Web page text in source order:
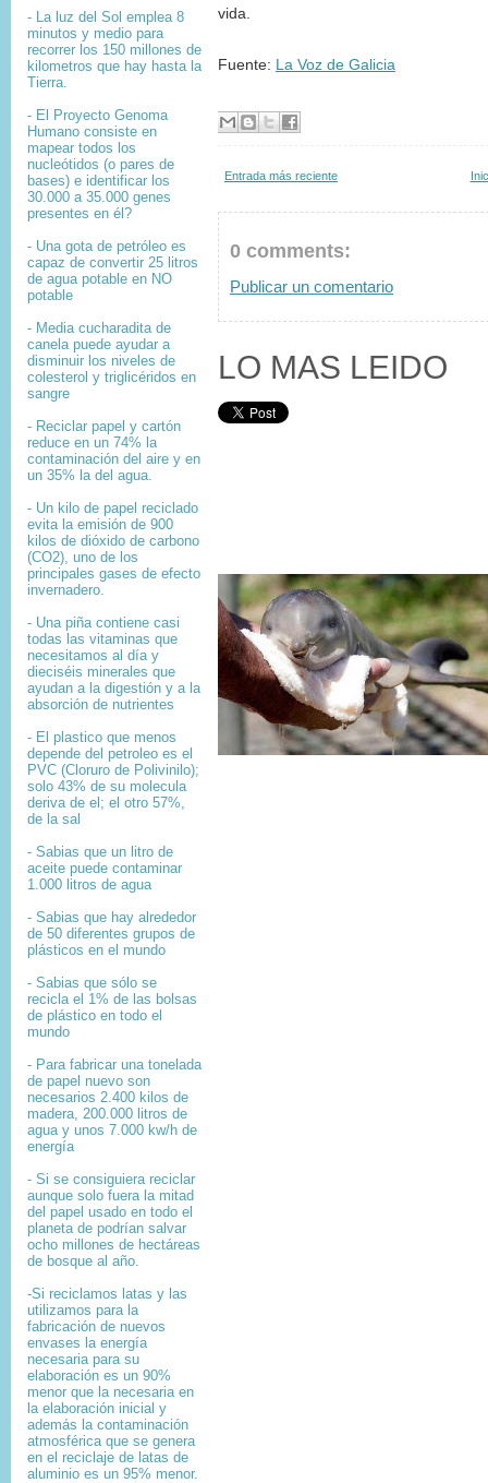
- La luz del Sol emplea 8
minutos y medio para
recorrer los 150 millones de
kilometros que hay hasta la
Tierra.
- El
Proyecto Genoma
Humano consiste en
mapear todos los
nucleótidos (o pares de
bases) e identificar los
30.000 a 35.000 genes
presentes en él?
- Una gota de petróleo es
capaz de convertir 25 litros
de agua potable en NO
potable
- Media cucharadita de
canela puede ayudar a
disminuir los niveles de
colesterol y triglicéridos en
sangre
- Reciclar papel y cartón
reduce en un 74% la
contaminación del aire y en
un 35% la del agua.
- Un kilo de papel reciclado
evita la emisión de 900
kilos de dióxido de carbono
(CO2), uno de los
principales gases de efecto
invernadero.
- Una piña contiene casi
todas las vitaminas que
necesitamos al día y
dieciséis minerales que
ayudan a la digestión y a la
absorción de nutrientes
- El plastico que menos
depende del petroleo es el
PVC (Cloruro de Polivinilo);
solo 43% de su molecula
deriva de el; el otro 57%,
de la sal
- Sabias que un litro de
aceite puede contaminar
1.000 litros de agua
- Sabias que hay alrededor
de 50 diferentes grupos de
plásticos en el mundo
- Sabias que sólo se
recicla el 1% de las bolsas
de plástico en todo el
mundo
- Para fabricar una tonelada
de papel nuevo son
necesarios 2.400 kilos de
madera, 200.000 litros de
agua y unos 7.000 kw/h de
energía
- Si se consiguiera reciclar
aunque solo fuera la mitad
del papel usado en todo el
planeta de podrían salvar
ocho millones de hectáreas
de bosque al año.
-Si reciclamos latas y las
utilizamos para la
fabricación de nuevos
envases la energía
necesaria para su
elaboración es un 90%
menor que la necesaria en
la elaboración inicial y
además la contaminación
atmosférica que se genera
en el reciclaje de latas de
aluminio es un 95% menor.
vida.
Fuente: La Voz de Galicia
Entrada más reciente
0 comments:
Publicar un comentario
LO MAS LEIDO